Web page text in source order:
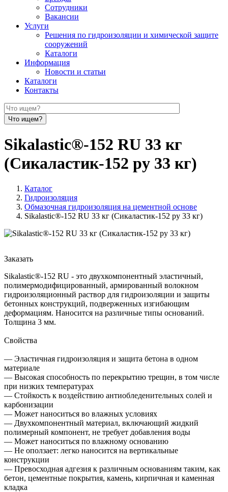
Сотрудники
Вакансии
Услуги
Решения по гидроизоляции и химической защите
сооружений
Каталоги
Информация
Новости и статьи
Каталоги
Контакты
Sikalastic®-152 RU 33 кг
(Сикаластик-152 ру 33 кг)
Каталог
Гидроизоляция
Обмазочная гидроизоляция на цементной основе
Sikalastic®-152 RU 33 кг (Сикаластик-152 ру 33 кг)
Заказать
Sikalastic®-152 RU - это двухкомпонентный эластичный,
полимермодифицированный, армированный волокном
гидроизоляционный раствор для гидроизоляции и защиты
бетонных конструкций, подверженных изгибающим
деформациям. Наносится на различные типы оснований.
Толщина 3 мм.
Свойства
— Эластичная гидроизоляция и защита бетона в одном
материале
— Высокая способность по перекрытию трещин, в том числе
при низких температурах
— Стойкость к воздействию антиобледенительных солей и
карбонизации
— Может наноситься во влажных условиях
— Двухкомпонентный материал, включающий жидкий
полимерный компонент, не требует добавления воды
— Может наноситься по влажному основанию
— Не оползает: легко наносится на вертикальные
конструкции
— Превосходная адгезия к различным основаниям таким, как
бетон, цементные покрытия, камень, кирпичная и каменная
кладка